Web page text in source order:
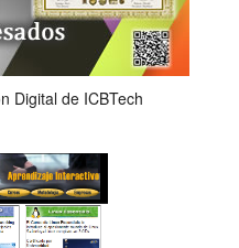
Digital de ICBTech